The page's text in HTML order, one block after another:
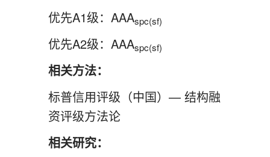
优先A1级：AAAspc(sf)
优先A2级：AAAspc(sf)
相关方法：
标普信用评级（中国）— 结构融
资评级方法论
相关研究：